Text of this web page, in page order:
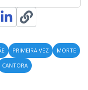
PRIMEIRA VEZ
MORTE
CANTORA